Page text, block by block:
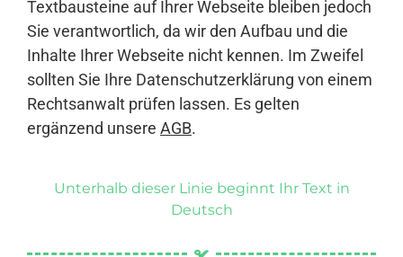
Textbausteine auf Ihrer Webseite bleiben jedoch
Sie verantwortlich, da wir den Aufbau und die
Inhalte Ihrer Webseite nicht kennen. Im Zweifel
sollten Sie Ihre Datenschutzerklärung von einem
Rechtsanwalt prüfen lassen. Es gelten
ergänzend unsere AGB.
Unterhalb dieser Linie beginnt Ihr Text in
Deutsch